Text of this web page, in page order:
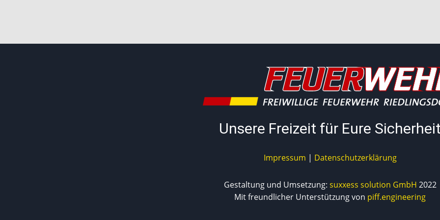
Unsere Freizeit für Eure
Impressum | Datenschutzerklärung
Gestaltung und Umsetzung: suxxess solution GmbH 2022
Mit freundlicher Unterstützung von piff.engineering